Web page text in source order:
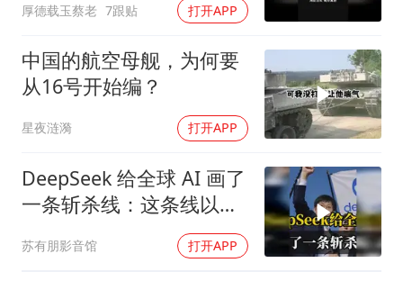
厚德载玉蔡老 7跟贴 打开APP
中国的航空母舰，为何要
从16号开始编？
星夜涟漪 打开APP
DeepSeek 给全球 AI 画了
一条斩杀线：这条线以下
的，趁早都别干了！
苏有朋影音馆 打开APP